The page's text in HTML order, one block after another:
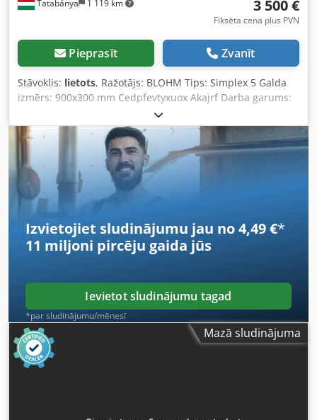
Tatabánya 1 119 km 3 500 €
Fiksēta cena plus PVN
Pieprasīt Zvanīt
Stāvoklis: lietots, Ražotājs: BLOHM Tips: Simplex 5 Galda
izmērs: 900x300 mm Cedpfevtyxuox Akajrf Darba garums:
600x300 mm Bez magnētiskā galda!
Izvietojiet sludinājumu jau no 4,49 €*
11 miljoni pircēju gaida jūs
Ievietot sludinājumu tagad
*par sludinājumu/mēnesī
Mazā sludinājuma